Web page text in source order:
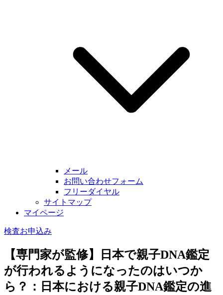
メール
お問い合わせフォーム
フリーダイヤル
サイトマップ
マイページ
検査お申込み
【専門家が監修】日本で親子DNA鑑定
が行われるようになったのはいつか
ら？：日本における親子DNA鑑定の進